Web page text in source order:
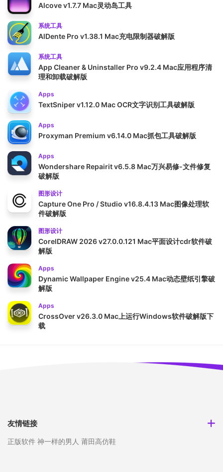
Alcove v1.7.7 Mac灵动岛工具
系统工具
AlDente Pro v1.38.1 Mac充电限制器破解版
系统工具
App Cleaner & Uninstaller Pro v9.2.4 Mac应用程序清
理和卸载破解版
Apps
TextSniper v1.12.0 Mac OCR文字识别工具破解版
Apps
Proxyman Premium v6.14.0 Mac抓包工具破解版
Apps
Wondershare Repairit v6.5.8 Mac万兴易修-文件修复
破解版
图形设计
Capture One Pro / Studio v16.8.4.13 Mac图像处理软
件破解版
图形设计
CorelDRAW 2026 v27.0.0.121 Mac平面设计cdr软件破
解版
Apps
Dynamic Wallpaper Engine v25.4 Mac动态壁纸引擎破
解版
Apps
CrossOver v26.3.0 Mac上运行Windows软件破解版下
载
友情链接
正版软件 神一样的男人 莆田高仿鞋